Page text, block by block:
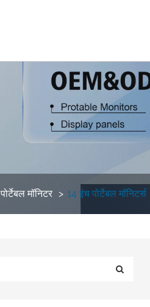
पोर्टेबल मॉनिटर 14 इंच पोर्टेबल मॉनिटर्स